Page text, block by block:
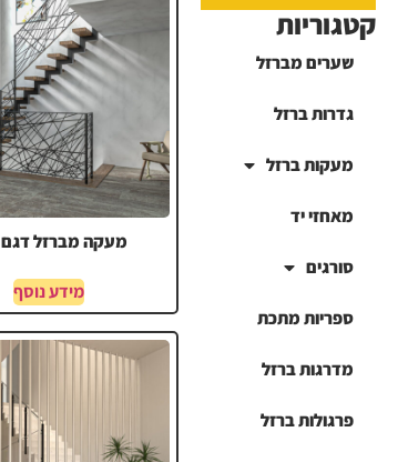
קטגוריות
שערים מברזל
גדרות ברזל
מעקות ברזל
מאחזי יד
סורגים
ספריות מתכת
מדרגות ברזל
פרגולות ברזל
מעקה מברזל דגם 801
מידע נוסף